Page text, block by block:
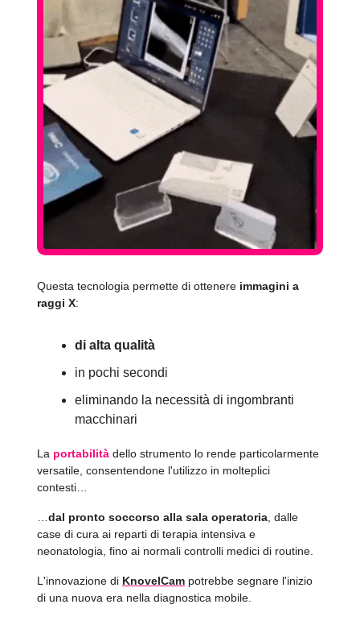
Questa tecnologia permette di ottenere immagini a
raggi X:
di alta qualità
in pochi secondi
eliminando la necessità di ingombranti
macchinari
La portabilità dello strumento lo rende particolarmente
versatile, consentendone l'utilizzo in molteplici
contesti…
dal pronto soccorso alla sala operatoria , dalle
case di cura ai reparti di terapia intensiva e
neonatologia, fino ai normali controlli medici di routine.
L'innovazione di KnovelCam potrebbe segnare l'inizio
di una nuova era nella diagnostica mobile.